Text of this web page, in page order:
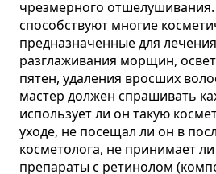
чрезмерного
способствуют многие
предназначенные для
разглаживания морщин,
пятен, удаления вросших
мастер должен спрашивать
использует ли он такую
уходе, не посещал ли он в
косметолога, не принимает
препараты с ретинолом